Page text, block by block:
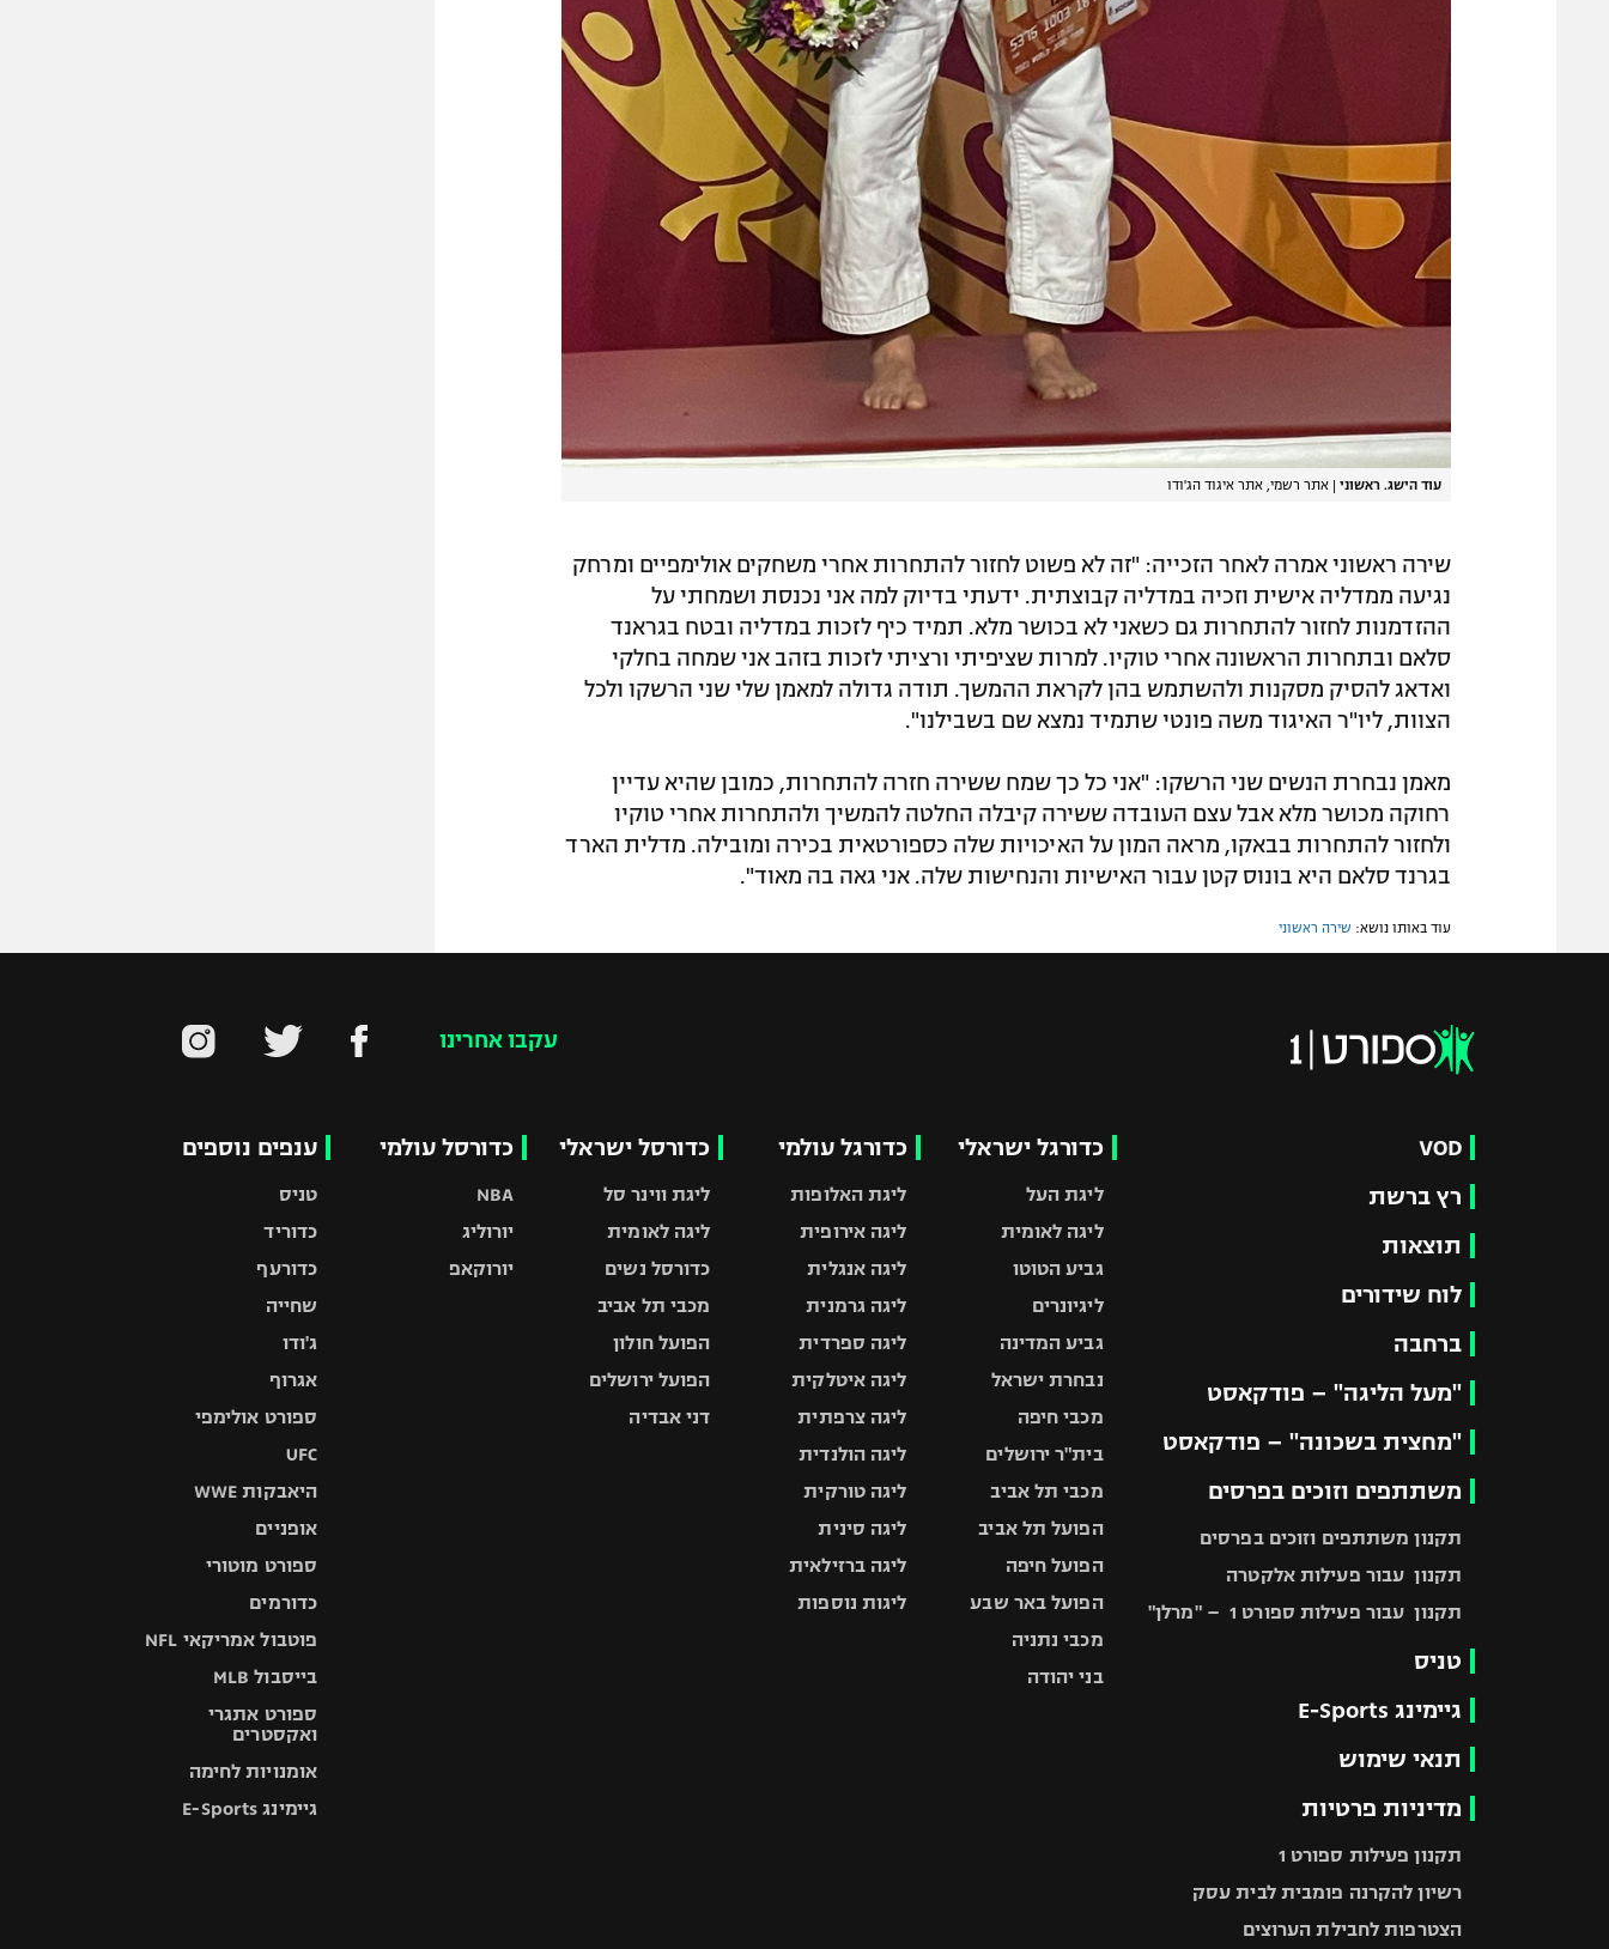
עוד הישג. ראשוני | אתר רשמי, אתר איגוד הג'ודו
שירה ראשוני אמרה לאחר הזכייה: "זה לא פשוט לחזור להתחרות אחרי משחקים אולימפיים ומרחק
נגיעה ממדליה אישית וזכיה במדליה קבוצתית. ידעתי בדיוק למה אני נכנסת ושמחתי על
ההזדמנות לחזור להתחרות גם כשאני לא בכושר מלא. תמיד כיף לזכות במדליה ובטח בגראנד
סלאם ובתחרות הראשונה אחרי טוקיו. למרות שציפיתי ורציתי לזכות בזהב אני שמחה בחלקי
ואדאג להסיק מסקנות ולהשתמש בהן לקראת ההמשך. תודה גדולה למאמן שלי שני הרשקו ולכל
הצוות, ליו"ר האיגוד משה פונטי שתמיד נמצא שם בשבילנו".
מאמן נבחרת הנשים שני הרשקו: "אני כל כך שמח ששירה חזרה להתחרות, כמובן שהיא עדיין
רחוקה מכושר מלא אבל עצם העובדה ששירה קיבלה החלטה להמשיך ולהתחרות אחרי טוקיו
ולחזור להתחרות בבאקו, מראה המון על האיכויות שלה כספורטאית בכירה ומובילה. מדלית הארד
בגרנד סלאם היא בונוס קטן עבור האישיות והנחישות שלה. אני גאה בה מאוד".
עוד באותו נושא: שירה ראשוני
עקבו אחרינו
VOD
רץ ברשת
תוצאות
לוח שידורים
ברחבה
"מעל הליגה" – פודקאסט
"מחצית בשכונה" – פודקאסט
משתתפים וזוכים בפרסים
תקנון משתתפים וזוכים בפרסים
תקנון עבור פעילות אלקטרה
תקנון עבור פעילות ספורט 1 – "מרלן"
טניס
גיימינג E-Sports
תנאי שימוש
מדיניות פרטיות
תקנון פעילות ספורט 1
רשיון להקרנה פומבית לבית עסק
הצטרפות לחבילת הערוצים
כדורגל ישראלי
ליגת העל
ליגה לאומית
גביע הטוטו
ליגיונרים
גביע המדינה
נבחרת ישראל
מכבי חיפה
בית"ר ירושלים
מכבי תל אביב
הפועל תל אביב
הפועל חיפה
הפועל באר שבע
מכבי נתניה
בני יהודה
כדורגל עולמי
ליגת האלופות
ליגה אירופית
ליגה אנגלית
ליגה גרמנית
ליגה ספרדית
ליגה איטלקית
ליגה צרפתית
ליגה הולנדית
ליגה טורקית
ליגה סינית
ליגה ברזילאית
ליגות נוספות
כדורסל ישראלי
ליגת ווינר סל
ליגה לאומית
כדורסל נשים
מכבי תל אביב
הפועל חולון
הפועל ירושלים
דני אבדיה
כדורסל עולמי
NBA
יורוליג
יורוקאפ
ענפים נוספים
טניס
כדוריד
כדורעף
שחייה
ג'ודו
אגרוף
ספורט אולימפי
UFC
היאבקות WWE
אופניים
ספורט מוטורי
כדורמים
פוטבול אמריקאי NFL
בייסבול MLB
ספורט אתגרי
ואקסטרים
אומנויות לחימה
גיימינג E-Sports